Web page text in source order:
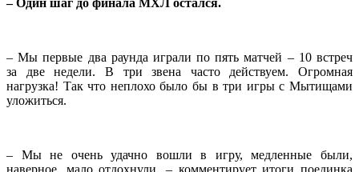
– Мы первые два раунда играли по пять матчей – 10 встреч
за две недели. В три звена часто действуем. Огромная
нагрузка! Так что неплохо было бы в три игры с Мытищами
уложиться.
– Мы не очень удачно вошли в игру, медленные были,
наверное, мало отдохнули, – комментирует итоги поединка